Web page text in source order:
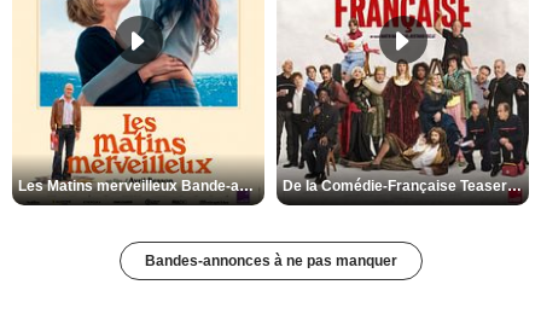
Les Matins merveilleux Bande-annonce VF De la Comédie-Française Teaser VF
Bandes-annonces à ne pas manquer